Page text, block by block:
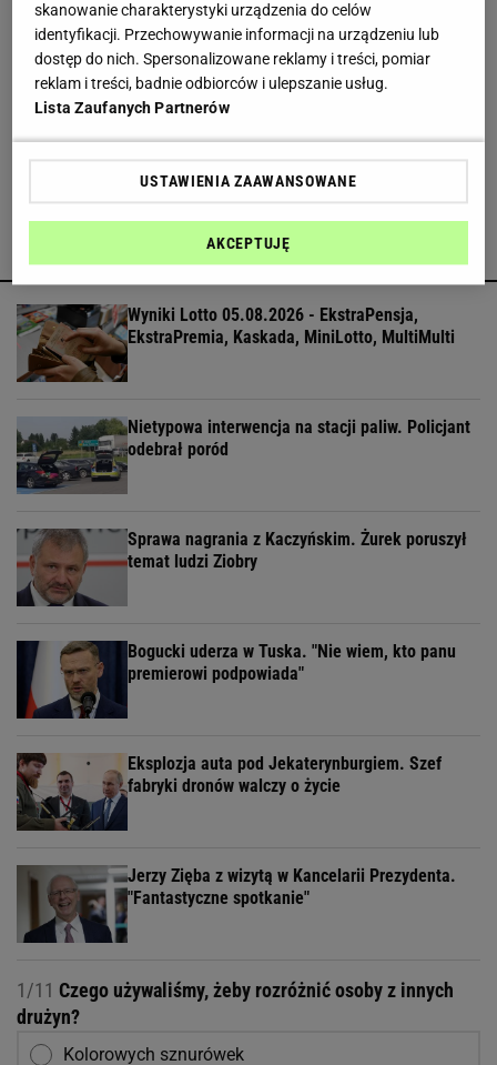
Jest wyrok ws. subwencji dla PiS. Tusk: Dla
przekręciarzy pieniędzy nie ma i nie będzie
Bogucki uderza w Tuska. Poszło o podpisy. "Nie
wiem, kto panu premierowi podpowiada"
POLECAMY
Wyniki Lotto 05.08.2026 - EkstraPensja,
EkstraPremia, Kaskada, MiniLotto, MultiMulti
Nietypowa interwencja na stacji paliw. Policjant
odebrał poród
Sprawa nagrania z Kaczyńskim. Żurek poruszył
temat ludzi Ziobry
Bogucki uderza w Tuska. "Nie wiem, kto panu
premierowi podpowiada"
Eksplozja auta pod Jekaterynburgiem. Szef
fabryki dronów walczy o życie
Jerzy Zięba z wizytą w Kancelarii Prezydenta.
"Fantastyczne spotkanie"
1/11 Czego używaliśmy, żeby rozróżnić osoby z innych
drużyn?
Kolorowych sznurówek
skanowanie charakterystyki urządzenia do celów
identyfikacji. Przechowywanie informacji na urządzeniu lub
dostęp do nich. Spersonalizowane reklamy i treści, pomiar
reklam i treści, badnie odbiorców i ulepszanie usług.
Lista Zaufanych Partnerów
USTAWIENIA ZAAWANSOWANE
AKCEPTUJĘ